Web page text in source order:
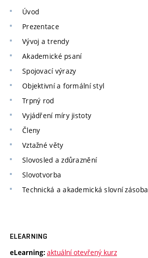
Úvod
Prezentace
Vývoj a trendy
Akademické psaní
Spojovací výrazy
Objektivní a formální styl
Trpný rod
Vyjádření míry jistoty
Členy
Vztažné věty
Slovosled a zdůraznění
Slovotvorba
Technická a akademická slovní zásoba
ELEARNING
eLearning: aktuální otevřený kurz